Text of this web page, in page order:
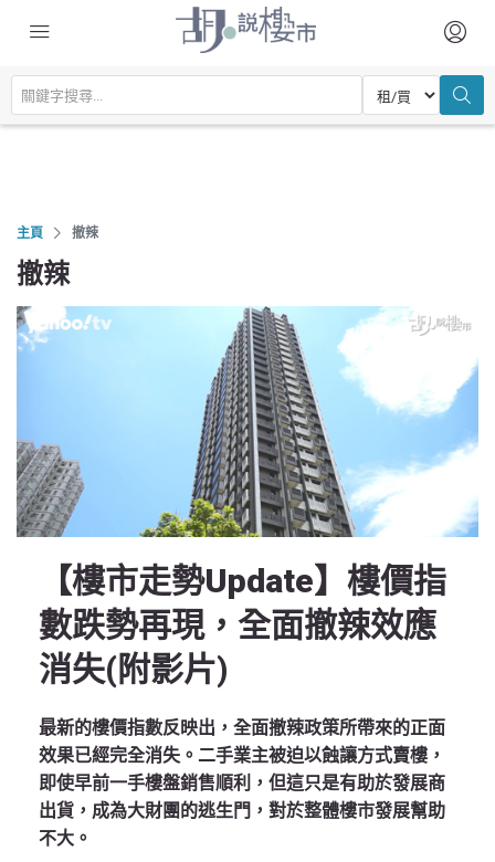
主頁 撤辣
撤辣
【樓市走勢Update】樓價指
數跌勢再現，全面撤辣效應
消失(附影片)
最新的樓價指數反映出，全面撤辣政策所帶來的正面
效果已經完全消失。二手業主被迫以蝕讓方式賣樓，
即使早前一手樓盤銷售順利，但這只是有助於發展商
出貨，成為大財團的逃生門，對於整體樓市發展幫助
不大。